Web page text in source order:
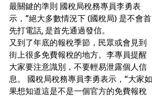
最關鍵的準則 國稅局稅務專員李勇表
示，”絕大多數情況下 (國稅局) 是不會首
先打電話, 是首先通過發信。
又到了年底的報稅季節，民眾或會見到
街上很多免費報稅的地方。李專員提醒
大家要注意識別，不要輕易泄露個人信
息。 國稅局稅務專員李勇表示，“大家如
果想知道這是不是一個官方的免費報稅